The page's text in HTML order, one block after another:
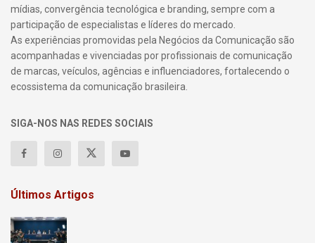
mídias, convergência tecnológica e branding, sempre com a
participação de especialistas e líderes do mercado.
As experiências promovidas pela Negócios da Comunicação são
acompanhadas e vivenciadas por profissionais de comunicação
de marcas, veículos, agências e influenciadores, fortalecendo o
ecossistema da comunicação brasileira.
SIGA-NOS NAS REDES SOCIAIS
Últimos Artigos